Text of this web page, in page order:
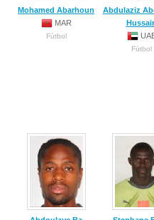
Mohamed Abarhoun
MAR
Fútbol
Abdulaziz
Fútbol